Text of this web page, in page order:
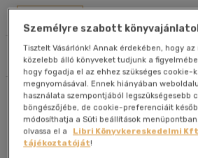
Művei
Szűrés
Cím szerint A-Z
Szerző szerint A-Z
Megjelenítés
20 db / oldal
40 db / oldal
Összesen4db
Személyre szabott
Tisztelt Vásárlónk! Annak érdekében, hogy
közelebb álló könyveket tudjunk a
hogy fogadja el az ehhez szükséges cookie-
megnyomásával. Ennek hiányában
használata szempontjából legszükségesebb
böngészőjébe, de cookie-preferenciáit
módosíthatja a Süti beállítások
olvassa el a
Libri Könyvkereskedelmi
tájékoztatóját!